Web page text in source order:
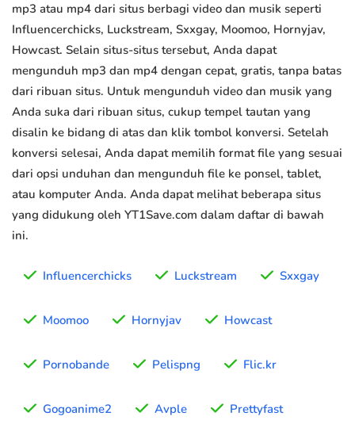
mp3 atau mp4 dari situs berbagi video dan musik seperti
Influencerchicks, Luckstream, Sxxgay, Moomoo, Hornyjav,
Howcast. Selain situs-situs tersebut, Anda dapat
mengunduh mp3 dan mp4 dengan cepat, gratis, tanpa batas
dari ribuan situs. Untuk mengunduh video dan musik yang
Anda suka dari ribuan situs, cukup tempel tautan yang
disalin ke bidang di atas dan klik tombol konversi. Setelah
konversi selesai, Anda dapat memilih format file yang sesuai
dari opsi unduhan dan mengunduh file ke ponsel, tablet,
atau komputer Anda. Anda dapat melihat beberapa situs
yang didukung oleh YT1Save.com dalam daftar di bawah
ini.
Influencerchicks Luckstream Sxxgay
Moomoo Hornyjav Howcast
Pornobande Pelispng Flic.kr
Gogoanime2 Avple Prettyfast